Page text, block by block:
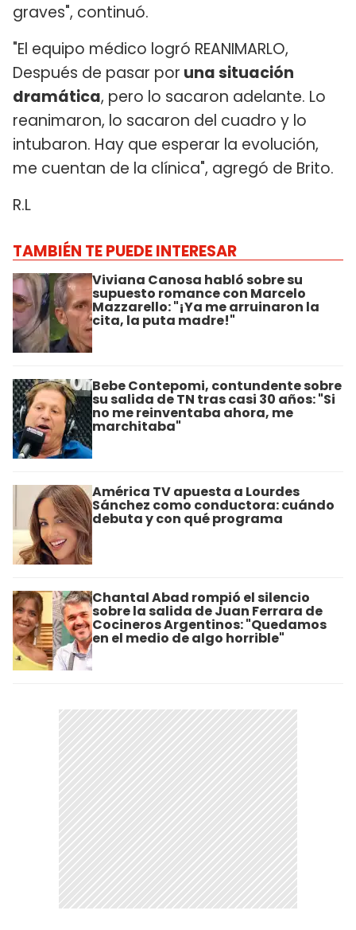
graves", continuó.
"El equipo médico logró REANIMARLO,
Después de pasar por una situación
dramática, pero lo sacaron adelante. Lo
reanimaron, lo sacaron del cuadro y lo
intubaron. Hay que esperar la evolución,
me cuentan de la clínica", agregó de Brito.
R.L
TAMBIÉN TE PUEDE INTERESAR
Viviana Canosa habló sobre su
supuesto romance con Marcelo
Mazzarello: "¡Ya me arruinaron la
cita, la puta madre!"
Bebe Contepomi, contundente sobre
su salida de TN tras casi 30 años: "Si
no me reinventaba ahora, me
marchitaba"
América TV apuesta a Lourdes
Sánchez como conductora: cuándo
debuta y con qué programa
Chantal Abad rompió el silencio
sobre la salida de Juan Ferrara de
Cocineros Argentinos: "Quedamos
en el medio de algo horrible"